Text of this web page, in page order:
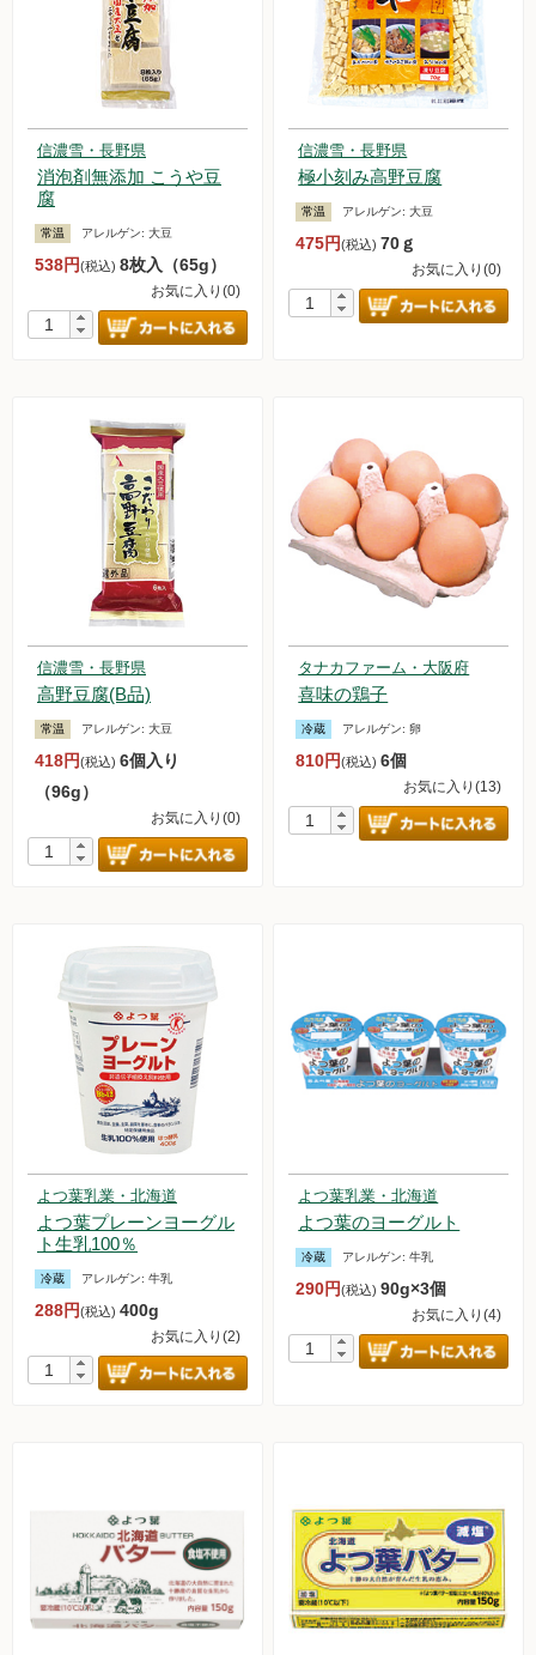
信濃雪・長野県
消泡剤無添加 こうや豆
腐
常温 アレルゲン: 大豆
538円(税込) 8枚入（65g）
お気に入り(0)
信濃雪・長野県
極小刻み高野豆腐
常温 アレルゲン:大豆
475円(税込)70ｇ
お気に入り(0)
信濃雪・長野県
高野豆腐(B品)
常温 アレルゲン: 大豆
418円(税込) 6個入り
（96g）
お気に入り(0)
タナカファーム・大阪府
喜味の鶏子
冷蔵 アレルゲン:卵
810円(税込)6個
お気に入り(13)
よつ葉乳業・北海道
よつ葉プレーンヨーグル
ト生乳100％
冷蔵 アレルゲン: 牛乳
288円(税込) 400g
お気に入り(2)
よつ葉乳業・北海道
よつ葉のヨーグルト
冷蔵 アレルゲン:牛乳
290円(税込)90g×3個
お気に入り(4)